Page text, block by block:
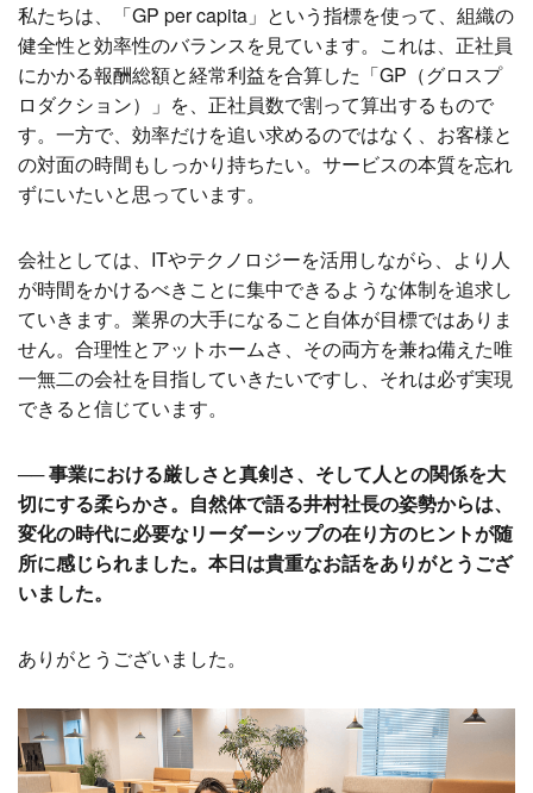
私たちは、「GP per capita」という指標を使って、組織の
健全性と効率性のバランスを見ています。これは、正社員
にかかる報酬総額と経常利益を合算した「GP（グロスプ
ロダクション）」を、正社員数で割って算出するもので
す。一方で、効率だけを追い求めるのではなく、お客様と
の対面の時間もしっかり持ちたい。サービスの本質を忘れ
ずにいたいと思っています。
会社としては、ITやテクノロジーを活用しながら、より人
が時間をかけるべきことに集中できるような体制を追求し
ていきます。業界の大手になること自体が目標ではありま
せん。合理性とアットホームさ、その両方を兼ね備えた唯
一無二の会社を目指していきたいですし、それは必ず実現
できると信じています。
── 事業における厳しさと真剣さ、そして人との関係を大
切にする柔らかさ。自然体で語る井村社長の姿勢からは、
変化の時代に必要なリーダーシップの在り方のヒントが随
所に感じられました。本日は貴重なお話をありがとうござ
いました。
ありがとうございました。